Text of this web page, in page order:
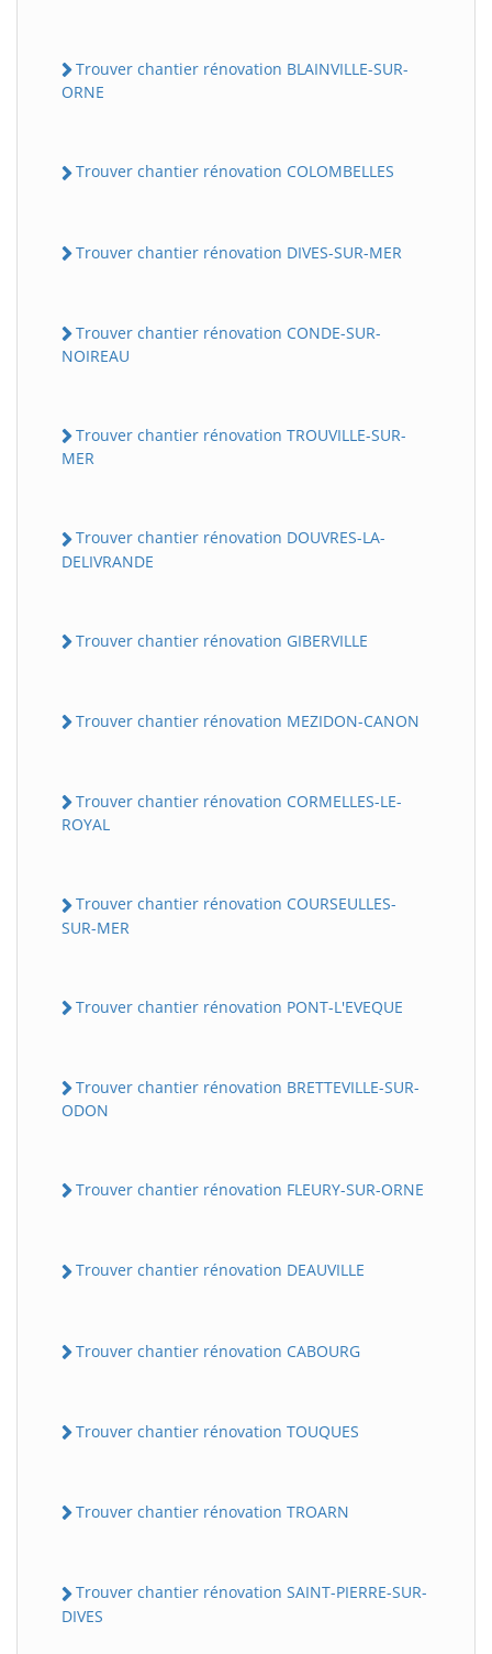
Trouver chantier rénovation BLAINVILLE-SUR-
ORNE
Trouver chantier rénovation COLOMBELLES
Trouver chantier rénovation DIVES-SUR-MER
Trouver chantier rénovation CONDE-SUR-
NOIREAU
Trouver chantier rénovation TROUVILLE-SUR-
MER
Trouver chantier rénovation DOUVRES-LA-
DELIVRANDE
Trouver chantier rénovation GIBERVILLE
Trouver chantier rénovation MEZIDON-CANON
Trouver chantier rénovation CORMELLES-LE-
ROYAL
Trouver chantier rénovation COURSEULLES-
SUR-MER
Trouver chantier rénovation PONT-L'EVEQUE
Trouver chantier rénovation BRETTEVILLE-SUR-
ODON
Trouver chantier rénovation FLEURY-SUR-ORNE
Trouver chantier rénovation DEAUVILLE
Trouver chantier rénovation CABOURG
Trouver chantier rénovation TOUQUES
Trouver chantier rénovation TROARN
Trouver chantier rénovation SAINT-PIERRE-SUR-
DIVES